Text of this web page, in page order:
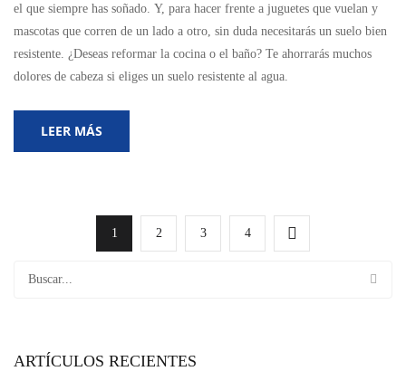
el que siempre has soñado. Y, para hacer frente a juguetes que vuelan y
mascotas que corren de un lado a otro, sin duda necesitarás un suelo bien
resistente. ¿Deseas reformar la cocina o el baño? Te ahorrarás muchos
dolores de cabeza si eliges un suelo resistente al agua.
LEER MÁS
1 2 3 4
ARTÍCULOS RECIENTES